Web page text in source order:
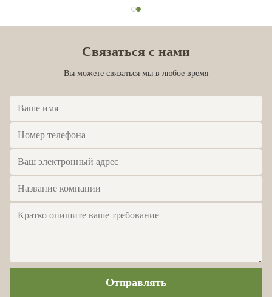
Связаться с нами
Вы можете связаться мы в любое время
Отправлять